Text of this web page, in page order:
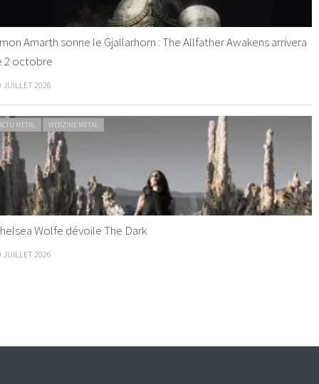
Amarth sonne le Gjallarhorn : The Allfather Awakens arrivera
2 octobre
JUILLET 2026
METAL WEBZINE METAL
Wolfe dévoile The Dark
JUILLET 2026